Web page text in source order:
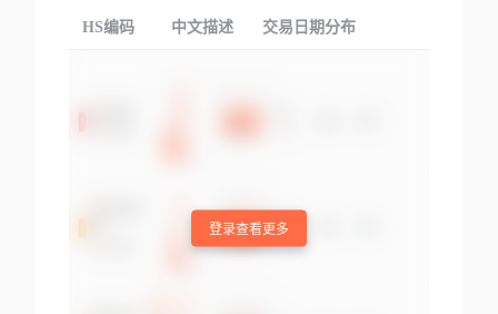
HS编码 中文描述 交易日期分布
登录查看更多